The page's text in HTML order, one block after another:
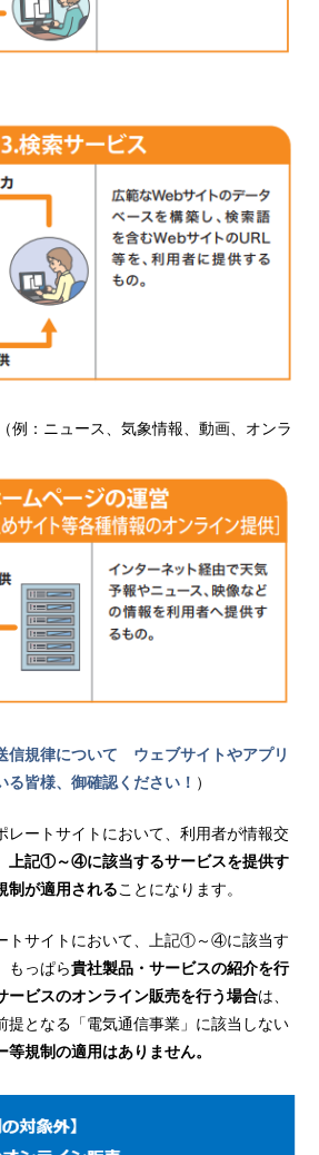
（例：ニュース、気象情報、動画、オンラ
規律について ウェブサイトやアプリ
皆様、御確認ください！ ）
レートサイトにおいて、利用者が情報交
上記①～④に該当するサービスを提供す
制が適用されることになります。
トサイトにおいて、上記①～④に該当す
もっぱら貴社製品・サービスの紹介を行
ービスのオンライン販売を行う場合は、
提となる「電気通信事業」に該当しない
規制の適用はありません。